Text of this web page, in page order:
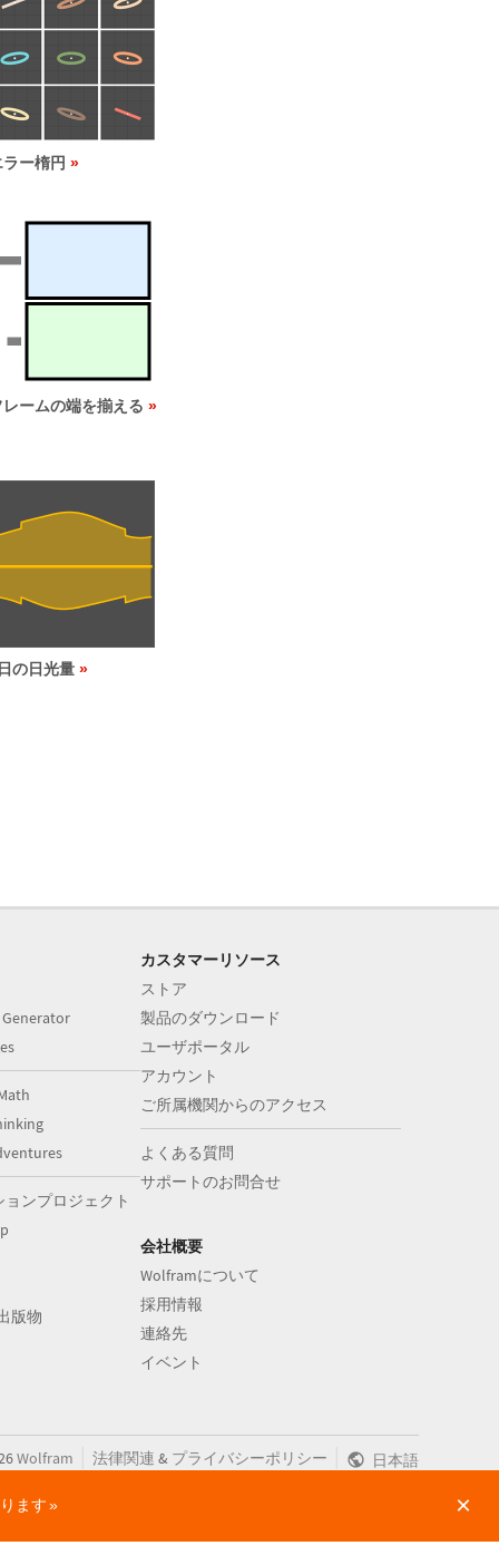
ラー楕円
レームの端を揃える
の日光量
ンプロジェクト
版物
カスタマーリソース
ストア
製品のダウンロード
ユーザポータル
アカウント
ご所属機関からのアクセス
よくある質問
サポートのお問合せ
会社概要
Wolframについて
採用情報
連絡先
イベント
Wolfram 法律関連 & プライバシーポリシー 日本語
ます ×